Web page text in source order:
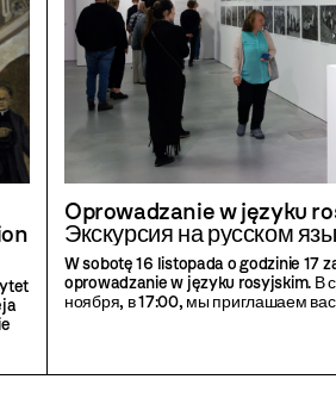
Oprowadzanie w języku
Экскурсия на русском
W sobotę 16 listopada o godzinie 17
oprowadzanie w języku rosyjskim. В
ноября, в 17:00, мы приглашаем